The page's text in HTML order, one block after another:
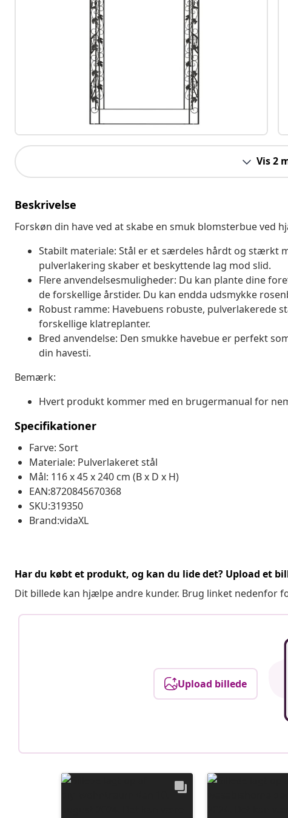
Vis 2
Beskrivelse
Forskøn din have ved at skabe en smuk blomsterbue ved
Stabilt materiale: Stål er et særdeles hårdt og stærkt
pulverlakering skaber et beskyttende lag mod slid.
Flere anvendelsesmuligheder: Du kan plante dine
de forskellige årstider. Du kan endda udsmykke
Robust ramme: Havebuens robuste,
forskellige klatreplanter.
Bred anvendelse: Den smukke havebue er perfekt
din havesti.
Bemærk:
Hvert produkt kommer med en brugermanual for
Specifikationer
Farve: Sort
Materiale: Pulverlakeret stål
Mål: 116 x 45 x 240 cm (B x D x H)
EAN:8720845670368
SKU:319350
Brand:vidaXL
Har du købt et produkt, og kan du lide det? Upload et
Dit billede kan hjælpe andre kunder. Brug linket nedenfor
Upload billede